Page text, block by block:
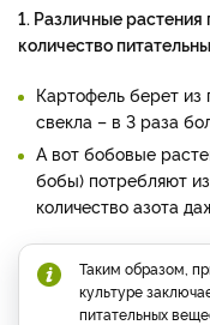
1. Различные
количество
Картофель берет из
свекла – в 3 раза
А вот бобовые
бобы) потребляют
количество азота
Таким образом,
культуре
питательных